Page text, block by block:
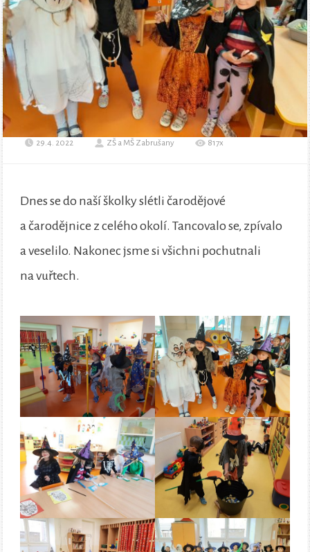
29.4. 2022 ZŠ a MŠ Zabrušany 817x
Dnes se do naší školky slétli čarodějové
a čarodějnice z celého okolí. Tancovalo se, zpívalo
a veselilo. Nakonec jsme si všichni pochutnali
na vuřtech.